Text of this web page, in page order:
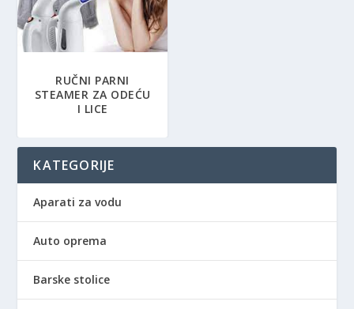
o
d
0
0
R
D
o
.
RUČNI PARNI
STEAMER ZA ODEĆU
I LICE
KATEGORIJE
Aparati za vodu
Auto oprema
Barske stolice